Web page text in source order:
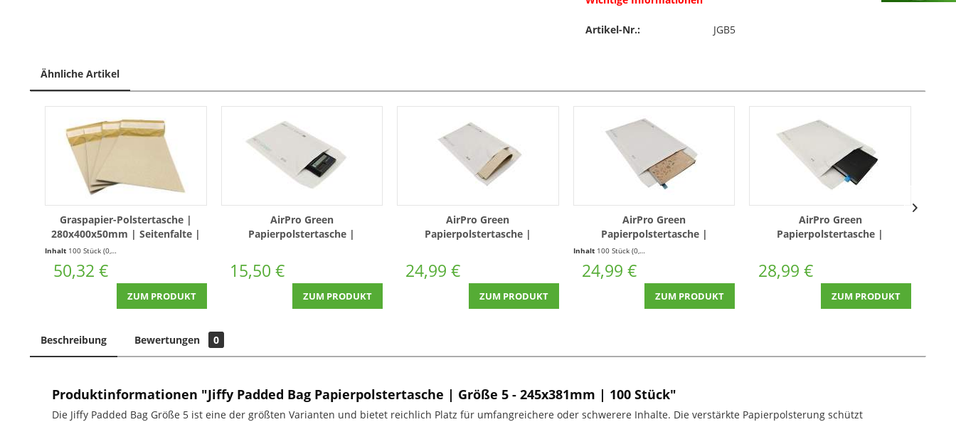
Artikel-Nr.: JGB5
Ähnliche Artikel
Graspapier-Polstertasche |
280x400x50mm | Seitenfalte |
100 Stück
Inhalt 100 Stück (0,50 € * / 1 Stück)
50,32 €
ZUM PRODUKT
AirPro Green
Papierpolstertasche |
15,50 €
ZUM PRODUKT
AirPro Green
Papierpolstertasche |
24,99 €
ZUM PRODUKT
AirPro Green
Papierpolstertasche |
230x340mm G/17 | 100 Stück
Inhalt 100 Stück (0,25 € * / 1 Stück)
24,99 €
ZUM PRODUKT
AirPro Green
Papierpolstertasche |
28,99 €
ZUM PRODUKT
Beschreibung Bewertungen 0
Produktinformationen "Jiffy Padded Bag Papierpolstertasche | Größe 5 - 245x381mm | 100 Stück"
Die Jiffy Padded Bag Größe 5 ist eine der größten Varianten und bietet reichlich Platz für umfangreichere oder schwerere Inhalte. Die verstärkte Papierpolsterung schützt